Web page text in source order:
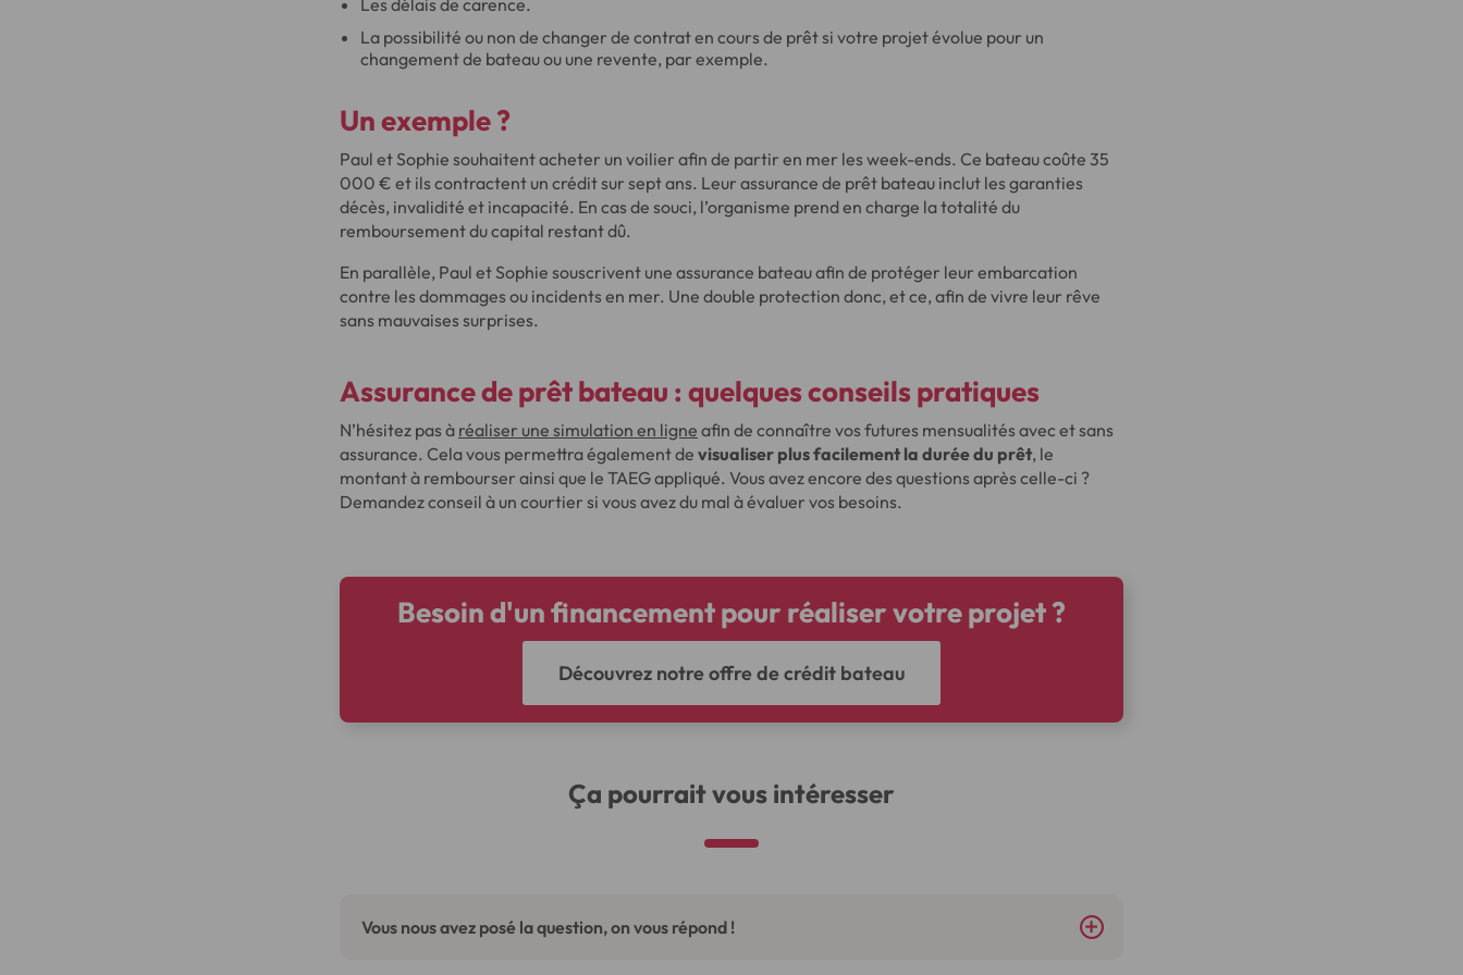
Les délais de carence.
La possibilité ou non de changer de contrat en cours de prêt si votre projet évolue pour un
changement de bateau ou une revente, par exemple.
Un exemple ?
Paul et Sophie souhaitent acheter un voilier afin de partir en mer les week-ends. Ce bateau coûte 35
000 € et ils contractent un crédit sur sept ans. Leur assurance de prêt bateau inclut les garanties
décès, invalidité et incapacité. En cas de souci, l’organisme prend en charge la totalité du
remboursement du capital restant dû.
En parallèle, Paul et Sophie souscrivent une assurance bateau afin de protéger leur embarcation
contre les dommages ou incidents en mer. Une double protection donc, et ce, afin de vivre leur rêve
sans mauvaises surprises.
Assurance de prêt bateau : quelques conseils pratiques
N’hésitez pas à réaliser une simulation en ligne afin de connaître vos futures mensualités avec et sans
assurance. Cela vous permettra également de visualiser plus facilement la durée du prêt, le
montant à rembourser ainsi que le TAEG appliqué. Vous avez encore des questions après celle-ci ?
Demandez conseil à un courtier si vous avez du mal à évaluer vos besoins.
Besoin d'un financement pour réaliser votre projet ?
Découvrez notre offre de crédit bateau
Ça pourrait vous intéresser
Vous nous avez posé la question, on vous répond !